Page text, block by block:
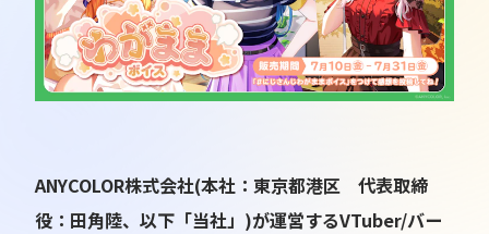
ANYCOLOR株式会社(本社：東京都港区 代表取締
役：田角陸、以下「当社」)が運営するVTuber/バー